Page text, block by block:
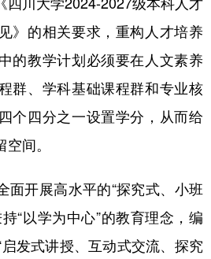
》的相关要求，重构人才培养
的教学计划必须要在人文素养
群、学科基础课程群和专业核
个四分之一设置学分，从而给
间。
面开展高水平的“探究式、小班
“以学为中心”的教育理念，编
发式讲授、互动式交流、探究